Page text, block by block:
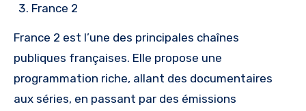
France 2
France 2 est l’une des principales chaînes
publiques françaises. Elle propose une
programmation riche, allant des documentaires
aux séries, en passant par des émissions